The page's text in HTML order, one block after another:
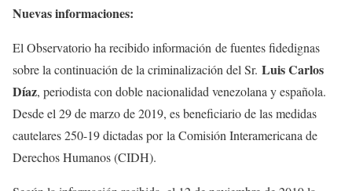
Nuevas informaciones:
El Observatorio ha recibido información de fuentes fidedignas
sobre la continuación de la criminalización del Sr. Luis Carlos
Díaz, periodista con doble nacionalidad venezolana y española.
Desde el 29 de marzo de 2019, es beneficiario de las medidas
cautelares 250-19 dictadas por la Comisión Interamericana de
Derechos Humanos (CIDH).